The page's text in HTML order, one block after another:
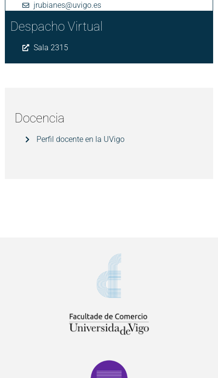
jrubianes@uvigo.es
Despacho Virtual
Sala 2315
Docencia
Perfil docente en la UVigo